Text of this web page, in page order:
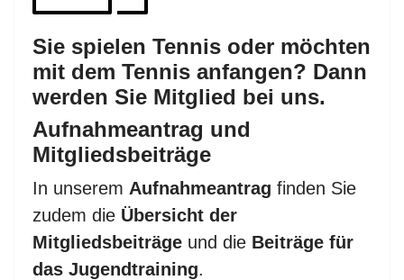
Sie spielen Tennis oder möchten
mit dem Tennis anfangen? Dann
werden Sie Mitglied bei uns.
Aufnahmeantrag und
Mitgliedsbeiträge
In unserem Aufnahmeantrag finden Sie
zudem die Übersicht der
Mitgliedsbeiträge und die Beiträge für
das Jugendtraining.